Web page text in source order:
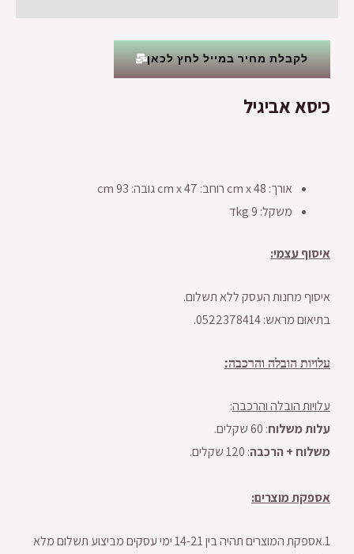
לקבלת מחיר במייל לחץ לכאן
כיסא אביגיל
אורך: 48 cm x רוחב: 47 cm x גובה: 93 cm
משקל: 9 kgד
איסוף עצמי:
איסוף מחנות העסק ללא תשלום.
בתיאום מראש: 0522378414.
עלויות הובלה והרכבה:
עלויות הובלה והרכבה:
עלות משלוח: 60 שקלים.
משלוח + הרכבה: 120 שקלים.
אספקת מוצרים:
1.אספקת המוצרים תהיה בין 14-21 ימי עסקים מביצוע תשלום מלא